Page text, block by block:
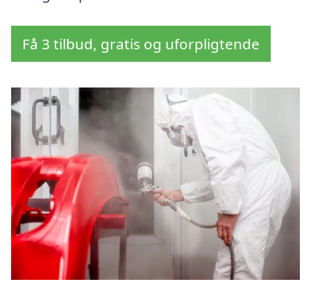
Få 3 tilbud, gratis og uforpligtende